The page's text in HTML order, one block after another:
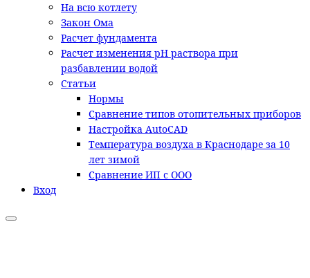
На всю котлету
Закон Ома
Расчет фундамента
Расчет изменения pH раствора при
разбавлении водой
Статьи
Нормы
Сравнение типов отопительных приборов
Настройка AutoCAD
Температура воздуха в Краснодаре за 10
лет зимой
Сравнение ИП с ООО
Вход